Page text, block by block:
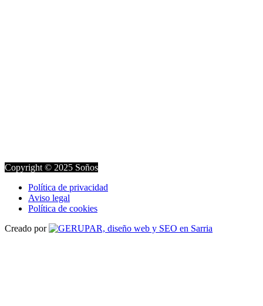
Copyright © 2025 Soños
Política de privacidad
Aviso legal
Política de cookies
Creado por